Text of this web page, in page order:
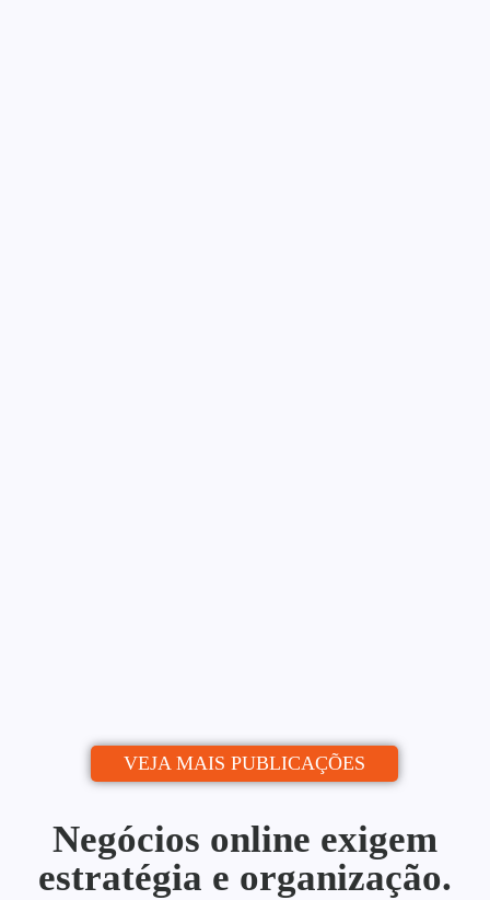
VEJA MAIS PUBLICAÇÕES
Negócios online exigem
estratégia e organização.